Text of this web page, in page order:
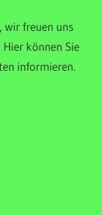
wir freuen uns
Hier können Sie
informieren.